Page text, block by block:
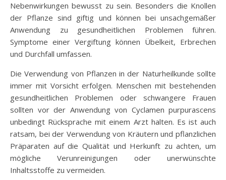
Nebenwirkungen bewusst zu sein. Besonders die Knollen
der Pflanze sind giftig und können bei unsachgemäßer
Anwendung zu gesundheitlichen Problemen führen.
Symptome einer Vergiftung können Übelkeit, Erbrechen
und Durchfall umfassen.
Die Verwendung von Pflanzen in der Naturheilkunde sollte
immer mit Vorsicht erfolgen. Menschen mit bestehenden
gesundheitlichen Problemen oder schwangere Frauen
sollten vor der Anwendung von Cyclamen purpurascens
unbedingt Rücksprache mit einem Arzt halten. Es ist auch
ratsam, bei der Verwendung von Kräutern und pflanzlichen
Präparaten auf die Qualität und Herkunft zu achten, um
mögliche Verunreinigungen oder unerwünschte
Inhaltsstoffe zu vermeiden.